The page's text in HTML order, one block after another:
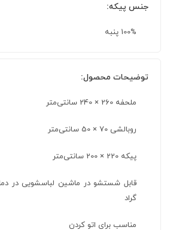
جنس پیکه:
100% پنبه
توضیحات محصول:
ملحفه 260 × 240 سانتی‌متر
روبالشی 70 × 50 سانتی‌متر
پیکه 220 × 200 سانتی‌متر
گراد
مناسب برای اتو کردن